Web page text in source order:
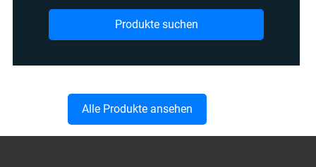
Produkte suchen
Alle Produkte ansehen